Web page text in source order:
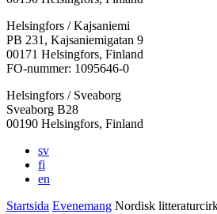
Facebook:
Öppnas
i
en
flik
Instagram:
Öppnas
i
en
flik
TikTok:
Öppnas
i
en
flik
Youtube:
Öppnas
i
en
flik
Vimeo:
Öppnas
i
en
flik
Helsingfors / Kajsaniemi
PB 231, Kajsaniemigatan 9
00171 Helsingfors, Finland
FO-nummer: 1095646-0
Helsingfors / Sveaborg
Sveaborg B28
00190 Helsingfors, Finland
sv
fi
en
Startsida Evenemang Nordisk